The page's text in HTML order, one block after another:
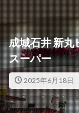
成城石井 新丸
スーパー
2025年6月18日
北海道
山形県
埼玉県
山梨県
岐阜県
京都府